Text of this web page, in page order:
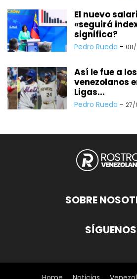
El nuevo
«seguirá
significa?
Pedro Rueda -
Así le fue a
venezolanos
Ligas...
Pedro Rueda - 27/
SOBRE
SÍGUENOS